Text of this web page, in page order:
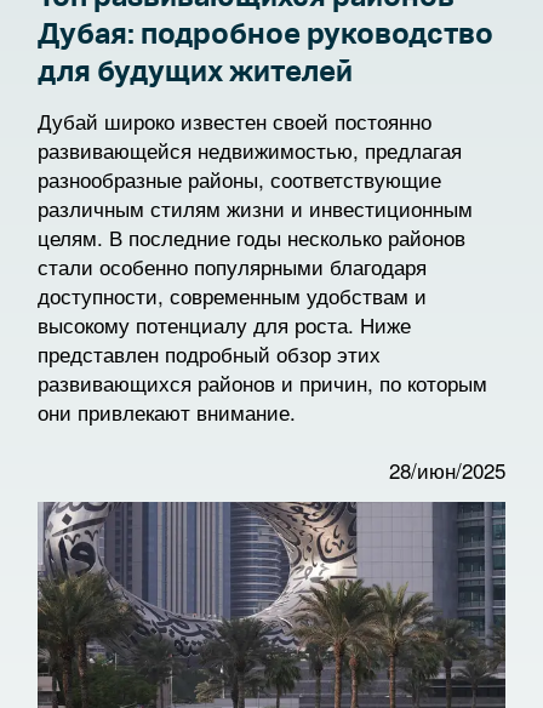
Дубая: подробное руководство
для будущих жителей
Дубай широко известен своей постоянно
развивающейся недвижимостью, предлагая
разнообразные районы, соответствующие
различным стилям жизни и инвестиционным
целям. В последние годы несколько районов
стали особенно популярными благодаря
доступности, современным удобствам и
высокому потенциалу для роста. Ниже
представлен подробный обзор этих
развивающихся районов и причин, по которым
они привлекают внимание.
28/июн/2025